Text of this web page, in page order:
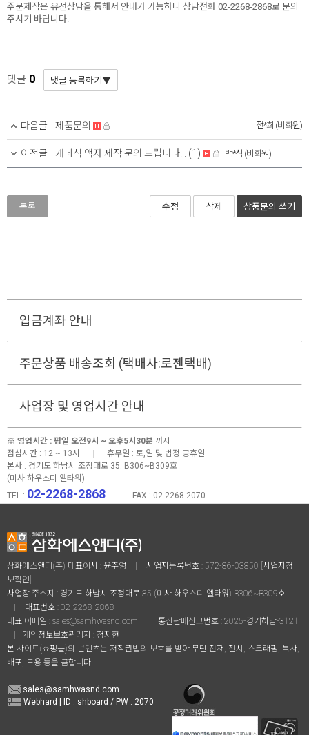
* 프레임 외곽 사이즈를 기입하면 [이미지 및 보이는 화면 사이
주문제작은 유선상담을 통해서 안내가 가능하니 상담전화 02-2268-2868로 문의
주시기 바랍니다.
댓글 0
다음글 제품문의 전*희 (비회원)
이전글 개페식 액자 제작 문의 드립니다. . (1) 백*식 (비회원)
목록 수정 삭제 상품문의 쓰기
입금계좌 안내
주문상품 배송조회 (택배사:로젠택배)
사업장 및 영업시간 안내
※ 영업시간 : 평일 오전9시 ~ 오후5시30분 까지
점심시간 : 12 ~ 13시
|
휴무일 : 토,일 및 법정 공휴일
본사 : 경기도 하남시 조정대로 35. B306~B309호
(미사 하우스디 엘타워)
TEL : 02-2268-2868 | FAX : 02-2268-2070
삼화에스앤디(주) 대표이사 : 윤주영 | 사업자등록번호 : 572-86-03850 [사업자정
보확인]
사업장 주소지 : 경기도 하남시 조정대로 35 (미사 하우스디 엘타워) B306~B309호
|
대표번호 : 02-2268-2868
대표 이메일 : sales@samhwasnd.com |
통신판매신고번호 : 2025-경기하남-3121
|
개인정보보호관리자 : 정지현
본 사이트(쇼핑몰)의 콘텐츠는 저작권법의 보호를 받아 무단 전재, 전시, 스크래핑, 복사,
배포, 도용 등을 금합니다.
sales@samhwasnd.com
Webhard | ID : shboard / PW : 2070